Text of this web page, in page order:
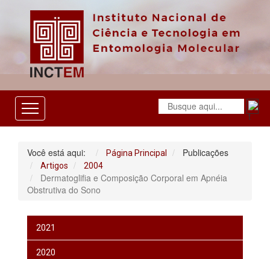
O
Você está aqui: Página Principal Publicações
Artigos 2004
Dermatoglifia e Composição Corporal em Apnéia
Obstrutiva do Sono
2021
2020